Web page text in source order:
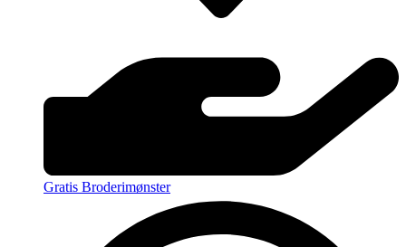
Gratis Broderimønster